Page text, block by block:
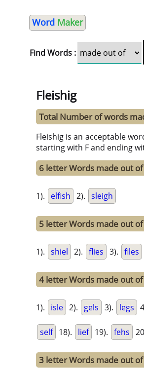
Word Maker
Find Words :
Fleishig
Total Number of words
Fleishig is an acceptable
starting with F and ending
6 letter Words made out
1). elfish 2). sleigh
5 letter Words made out
1). shiel 2). flies 3). files
4 letter Words made out
1). isle 2). gels 3). legs
self 18). lief 19). fehs
3 letter Words made out